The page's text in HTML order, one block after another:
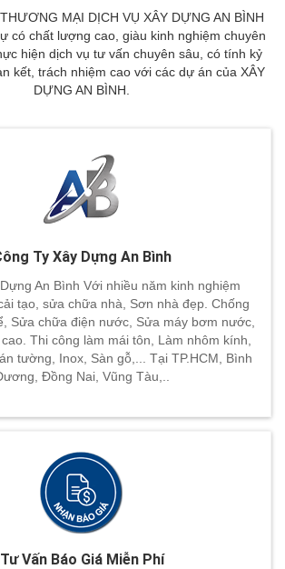
MẠI DỊCH VỤ XÂY DỰNG AN BÌNH
có chất lượng cao, giàu kinh nghiệm chuyên
hiện dịch vụ tư vấn chuyên sâu, có tính kỷ
kết, trách nhiệm cao với các dự án của XÂY
DỰNG AN BÌNH.
Ty Xây Dựng An Bình
An Bình Với nhiều năm kinh nghiệm
tạo, sửa chữa nhà, Sơn nhà đẹp. Chống
Sửa chữa điện nước, Sửa máy bơm nước,
Thi công làm mái tôn, Làm nhôm kính,
tường, Inox, Sàn gỗ,... Tại TP.HCM, Bình
Đồng Nai, Vũng Tàu,..
Tư Vấn Báo Giá Miễn Phí